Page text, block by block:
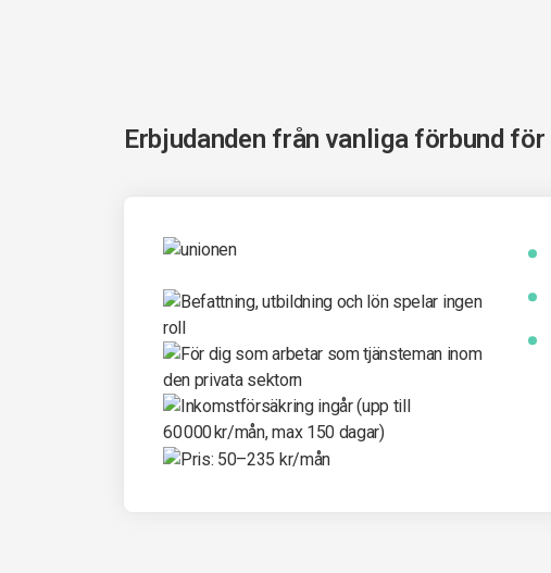
Erbjudanden från vanliga förbund för